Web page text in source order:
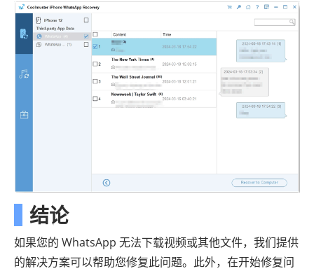
结论
如果您的 WhatsApp 无法下载视频或其他文件，我们提供
的解决方案可以帮助您修复此问题。此外，在开始修复问